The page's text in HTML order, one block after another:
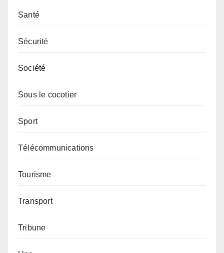
Santé
Sécurité
Société
Sous le cocotier
Sport
Télécommunications
Tourisme
Transport
Tribune